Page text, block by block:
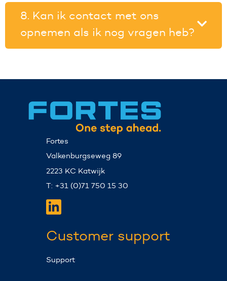
uiterlijk van onze materialen, niet de
partnerschappen en samenwerkingen die we
8. Kan ik contact met ons
opnemen als ik nog vragen heb?
Absoluut! Ons team staat klaar om je vragen
Fortes
Valkenburgseweg 89
2223 KC Katwijk
T: +31 (0)71 750 15 30
Customer support
Support